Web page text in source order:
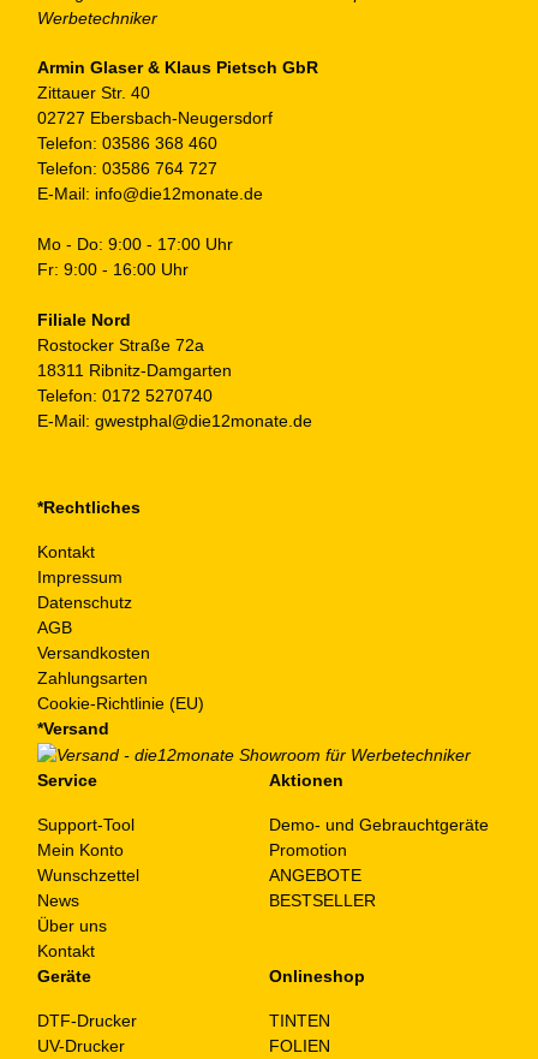
Armin Glaser & Klaus Pietsch GbR
Zittauer Str. 40
02727 Ebersbach-Neugersdorf
Telefon: 03586 368 460
Telefon: 03586 764 727
E-Mail: info@die12monate.de
Mo - Do: 9:00 - 17:00 Uhr
Fr: 9:00 - 16:00 Uhr
Filiale Nord
Rostocker Straße 72a
18311 Ribnitz-Damgarten
Telefon: 0172 5270740
E-Mail: gwestphal@die12monate.de
*Rechtliches
Kontakt
Impressum
Datenschutz
AGB
Versandkosten
Zahlungsarten
Cookie-Richtlinie (EU)
*Versand
Service
Support-Tool
Mein Konto
Wunschzettel
News
Über uns
Kontakt
Aktionen
Demo- und Gebrauchtgeräte
Promotion
ANGEBOTE
BESTSELLER
Geräte
DTF-Drucker
UV-Drucker
Onlineshop
TINTEN
FOLIEN